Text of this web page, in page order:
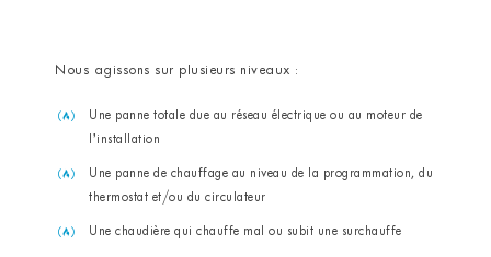
Nous agissons sur plusieurs niveaux :
Une panne totale due au réseau électrique ou au moteur de
l’installation
Une panne de chauffage au niveau de la programmation, du
thermostat et/ou du circulateur
Une chaudière qui chauffe mal ou subit une surchauffe